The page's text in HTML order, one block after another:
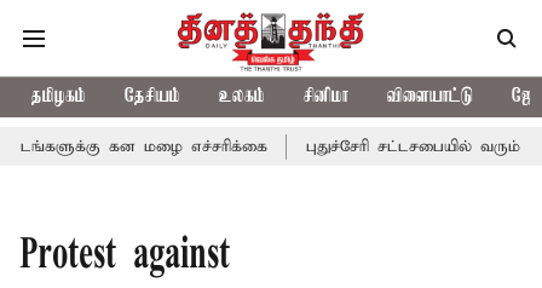
தமிழகம் தேசியம் உலகம் சினிமா விளையாட்டு
கன மழை எச்சரிக்கை புதுச்சேரி சட்டசபையில் வரும்
Protest against